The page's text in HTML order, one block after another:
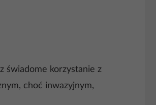
świadome korzystanie z
choć inwazyjnym,